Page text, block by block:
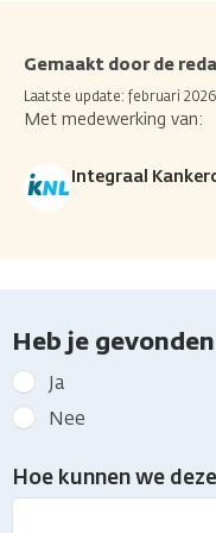
Gemaakt door de
Laatste update: februari 2026
Met medewerking van:
Integraal
Heb je
Geef
kanker.nl
feedback:
Heb
je
Ja
Nee
Hoe kunnen we